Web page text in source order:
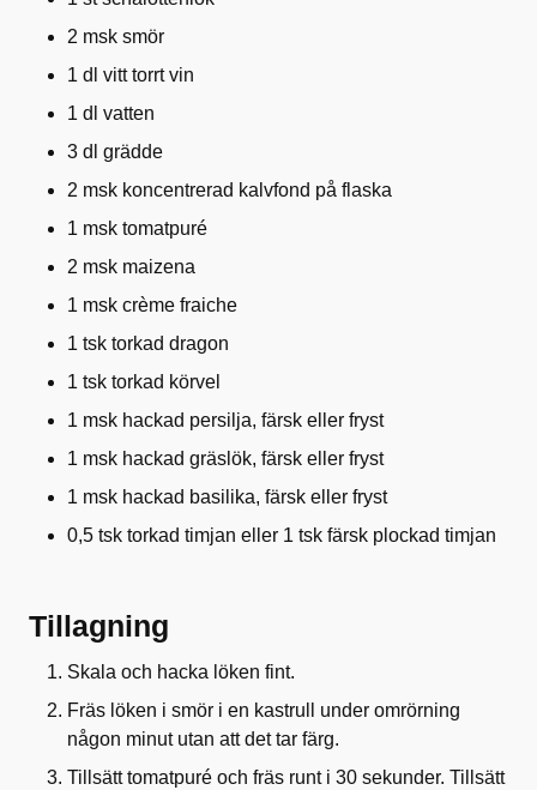
2 msk smör
1 dl vitt torrt vin
1 dl vatten
3 dl grädde
2 msk koncentrerad kalvfond på flaska
1 msk tomatpuré
2 msk maizena
1 msk crème fraiche
1 tsk torkad dragon
1 tsk torkad körvel
1 msk hackad persilja, färsk eller fryst
1 msk hackad gräslök, färsk eller fryst
1 msk hackad basilika, färsk eller fryst
0,5 tsk torkad timjan eller 1 tsk färsk plockad timjan
Tillagning
Skala och hacka löken fint.
Fräs löken i smör i en kastrull under omrörning
någon minut utan att det tar färg.
Tillsätt tomatpuré och fräs runt i 30 sekunder. Tillsätt